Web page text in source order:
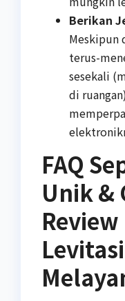
Berikan
Meskipun
terus-
sesekali
di
FAQ
Unik &